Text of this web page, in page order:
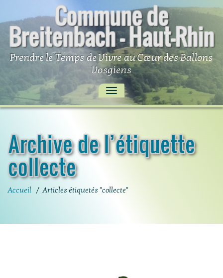
to
content
Commune de
Breitenbach – Haut-Rhin
Prendre le Temps de Vivre au Cœur des Ballons
Vosgiens
AFFICHER/MASQUER
LA
NAVIGATION
Archive de l’étiquette
collecte
Accueil / Articles étiquetés "collecte"